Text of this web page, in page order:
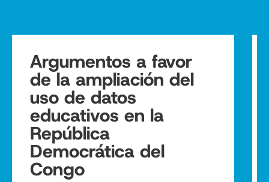
Argumentos a favor
de la ampliación del
uso de datos
educativos en la
República
Democrática del
Congo